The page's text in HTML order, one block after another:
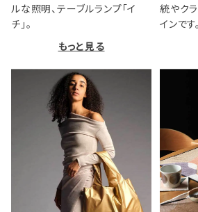
ルな照明、テーブルランプ「イ
チ」。
もっと見る
統やク
インです。